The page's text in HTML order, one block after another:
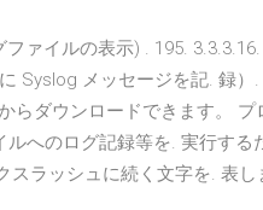
ァイルの表示) . 195.
Syslog メッセージを記. 録）
らダウンロードできます。 プ
へのログ記録等を. 実行する
ラッシュに続く文字を. 表し